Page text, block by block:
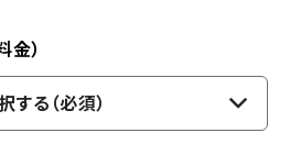
）
する（必須）